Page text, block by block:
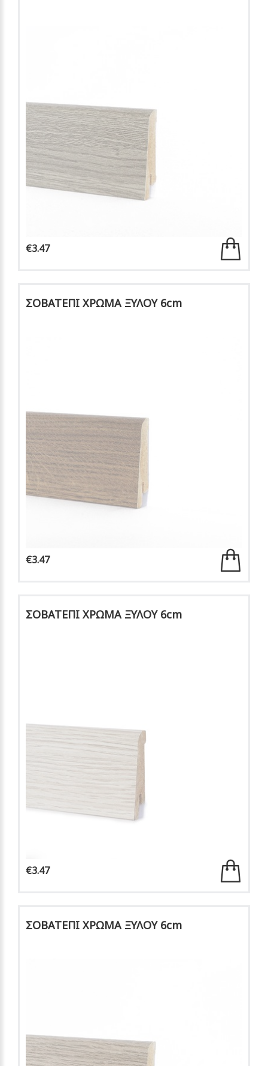
€3.47
ΣΟΒΑΤΕΠΙ ΧΡΩΜΑ ΞΥΛΟΥ 6cm
€3.47
ΣΟΒΑΤΕΠΙ ΧΡΩΜΑ ΞΥΛΟΥ 6cm
€3.47
ΣΟΒΑΤΕΠΙ ΧΡΩΜΑ ΞΥΛΟΥ 6cm